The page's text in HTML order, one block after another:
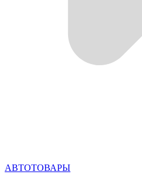
АВТОТОВАРЫ